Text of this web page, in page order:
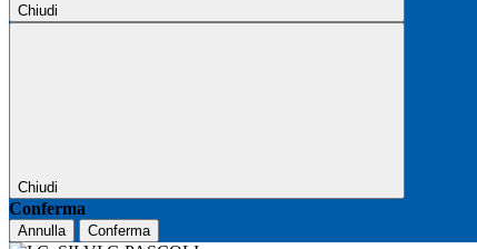
Chiudi
Chiudi
Conferma
Annulla Conferma